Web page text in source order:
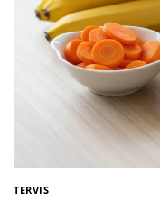
TERVIS